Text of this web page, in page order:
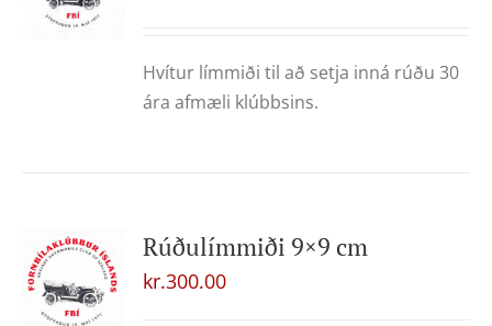
Hvítur límmiði til að setja inná rúðu 30
ára afmæli klúbbsins.
Rúðulímmiði 9×9 cm
kr.300.00